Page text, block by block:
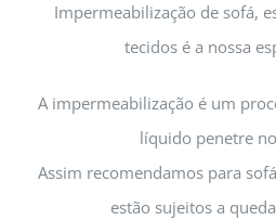
Impermeabilização de sofá,
tecidos é a nossa
A impermeabilização é um
líquido penetre
Assim recomendamos para
estão sujeitos a